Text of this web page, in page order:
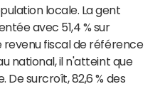
locale. La gent
avec 51,4 % sur
revenu fiscal de référence
national, il n'atteint que
De surcroît, 82,6 % des